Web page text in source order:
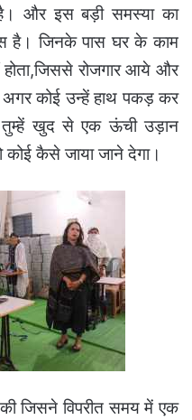
और इस बड़ी समस्या का
है। जिनके पास घर के काम
रोजगार आये और
कोई उन्हें हाथ पकड़ कर
खुद से एक ऊंची उड़ान
कैसे जाया जाने देगा।
जिसने विपरीत समय में एक